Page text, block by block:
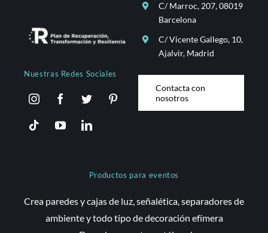
Nuestras Redes Sociales
C/ Marroc, 207, 08019
Barcelona
C/ Vicente Gallego, 10,
Ajalvir, Madrid
Contacta con
nosotros
Productos para eventos
Crea paredes y cajas de luz, señalética, separadores de
ambiente y todo tipo de decoración efímera